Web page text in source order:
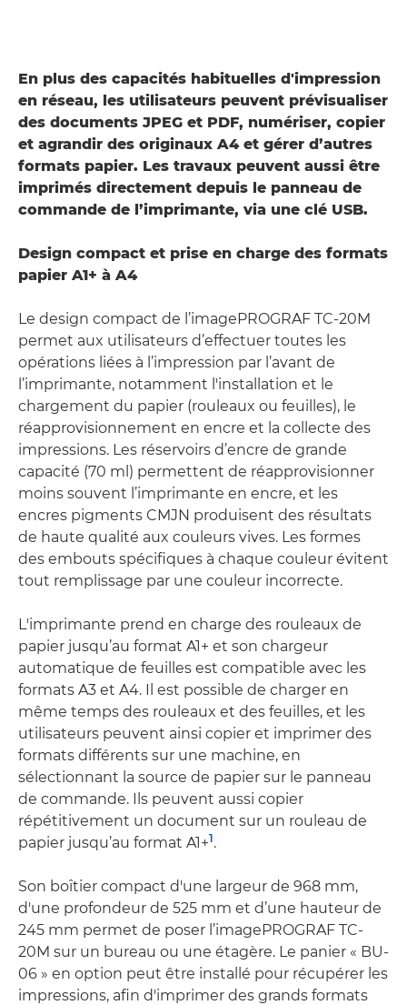
En plus des capacités habituelles d'impression
en réseau, les utilisateurs peuvent prévisualiser
des documents JPEG et PDF, numériser, copier
et agrandir des originaux A4 et gérer d’autres
formats papier. Les travaux peuvent aussi être
imprimés directement depuis le panneau de
commande de l’imprimante, via une clé USB.
Design compact et prise en charge des formats
papier A1+ à A4
Le design compact de l’imagePROGRAF TC-20M
permet aux utilisateurs d’effectuer toutes les
opérations liées à l’impression par l’avant de
l’imprimante, notamment l'installation et le
chargement du papier (rouleaux ou feuilles), le
réapprovisionnement en encre et la collecte des
impressions. Les réservoirs d’encre de grande
capacité (70 ml) permettent de réapprovisionner
moins souvent l’imprimante en encre, et les
encres pigments CMJN produisent des résultats
de haute qualité aux couleurs vives. Les formes
des embouts spécifiques à chaque couleur évitent
tout remplissage par une couleur incorrecte.
L'imprimante prend en charge des rouleaux de
papier jusqu’au format A1+ et son chargeur
automatique de feuilles est compatible avec les
formats A3 et A4. Il est possible de charger en
même temps des rouleaux et des feuilles, et les
utilisateurs peuvent ainsi copier et imprimer des
formats différents sur une machine, en
sélectionnant la source de papier sur le panneau
de commande. Ils peuvent aussi copier
répétitivement un document sur un rouleau de
papier jusqu’au format A1+1.
Son boîtier compact d'une largeur de 968 mm,
d'une profondeur de 525 mm et d’une hauteur de
245 mm permet de poser l’imagePROGRAF TC-
20M sur un bureau ou une étagère. Le panier « BU-
06 » en option peut être installé pour récupérer les
impressions, afin d'imprimer des grands formats